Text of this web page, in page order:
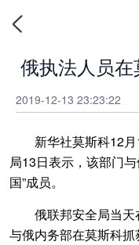
俄执法人员
2019-12-13 23:23:22
新华社莫斯科12月
局13日表示，该部门
国”成员。
俄联邦安全局当天
与俄内务部在莫斯科抓